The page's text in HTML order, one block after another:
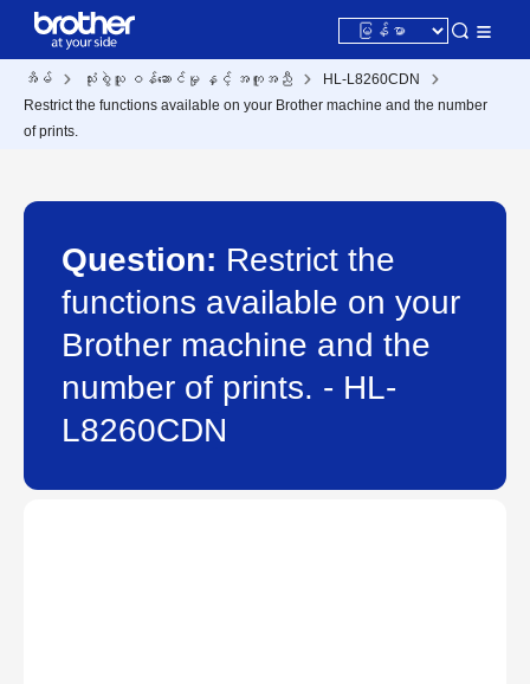
အိမ် သုံးစွဲသူ ဝန်ဆောင်မှု နှင့် အကူအညီ
HL-L8260CDN
Restrict the functions available on your Brother machine and the number
of prints.
Question: Restrict the
functions available on your
Brother machine and the
number of prints. - HL-
L8260CDN